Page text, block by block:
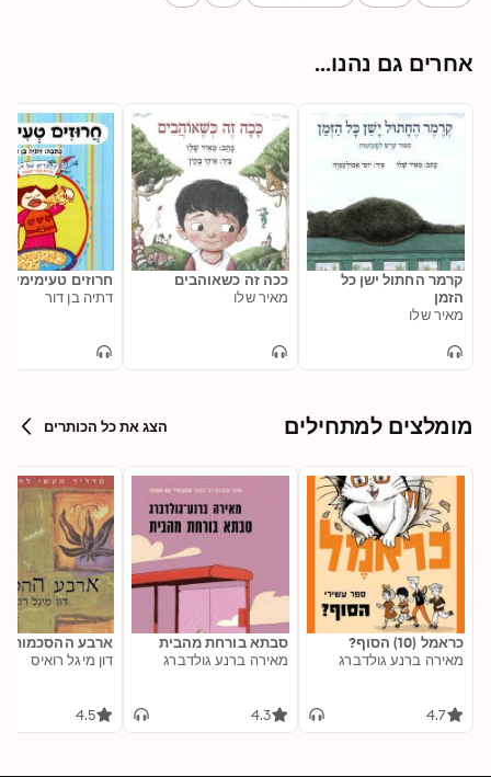
אחרים גם נהנו...
קרמר החתול ישן כל
הזמן
מאיר שלו
ככה זה כשאוהבים
מאיר שלו
חרוזים טעימימים
דתיה בן דור
מומלצים למתחילים הצג את כל הכותרים
כראמל (10) הסוף?
מאירה ברנע גולדברג
4.7
סבתא בורחת מהבית
מאירה ברנע גולדברג
4.3
ארבע ההסכמות
דון מיגל רואיס
4.5